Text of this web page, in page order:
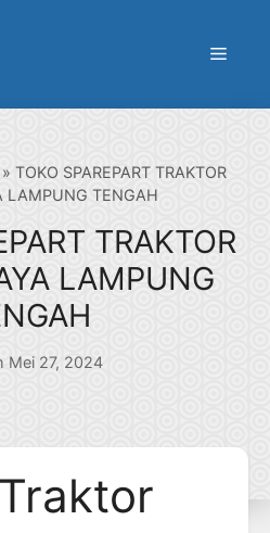
Menu
» TOKO SPAREPART TRAKTOR
LAMPUNG TENGAH
TRAKTOR
LAMPUNG
Mei 27, 2024